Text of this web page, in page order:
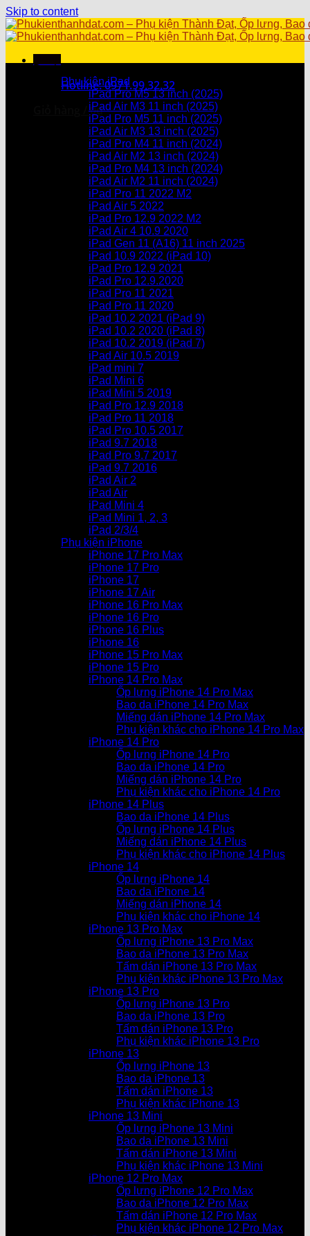
Skip to content
Hotline: 0971.99.32.32
Giỏ hàng /0₫
Chưa có sản phẩm trong giỏ hàng.
Chưa có sản phẩm trong giỏ hàng.
Danh mục sản phẩm
Phụ kiện iPad
iPad Pro M5 13 inch (2025)
iPad Air M3 11 inch (2025)
iPad Pro M5 11 inch (2025)
iPad Air M3 13 inch (2025)
iPad Pro M4 11 inch (2024)
iPad Air M2 13 inch (2024)
iPad Pro M4 13 inch (2024)
iPad Air M2 11 inch (2024)
iPad Pro 11 2022 M2
iPad Air 5 2022
iPad Pro 12.9 2022 M2
iPad Air 4 10.9 2020
iPad Gen 11 (A16) 11 inch 2025
iPad 10.9 2022 (iPad 10)
iPad Pro 12.9 2021
iPad Pro 12.9.2020
iPad Pro 11 2021
iPad Pro 11 2020
iPad 10.2 2021 (iPad 9)
iPad 10.2 2020 (iPad 8)
iPad 10.2 2019 (iPad 7)
iPad Air 10.5 2019
iPad mini 7
iPad Mini 6
iPad Mini 5 2019
iPad Pro 12.9 2018
iPad Pro 11 2018
iPad Pro 10.5 2017
iPad 9.7 2018
iPad Pro 9.7 2017
iPad 9.7 2016
iPad Air 2
iPad Air
iPad Mini 4
iPad Mini 1, 2, 3
iPad 2/3/4
Phụ kiện iPhone
iPhone 17 Pro Max
iPhone 17 Pro
iPhone 17
iPhone 17 Air
iPhone 16 Pro Max
iPhone 16 Pro
iPhone 16 Plus
iPhone 16
iPhone 15 Pro Max
iPhone 15 Pro
iPhone 14 Pro Max
Ốp lưng iPhone 14 Pro Max
Bao da iPhone 14 Pro Max
Miếng dán iPhone 14 Pro Max
Phụ kiện khác cho iPhone 14 Pro Max
iPhone 14 Pro
Ốp lưng iPhone 14 Pro
Bao da iPhone 14 Pro
Miếng dán iPhone 14 Pro
Phụ kiện khác cho iPhone 14 Pro
iPhone 14 Plus
Bao da iPhone 14 Plus
Ốp lưng iPhone 14 Plus
Miếng dán iPhone 14 Plus
Phụ kiện khác cho iPhone 14 Plus
iPhone 14
Ốp lưng iPhone 14
Bao da iPhone 14
Miếng dán iPhone 14
Phụ kiện khác cho iPhone 14
iPhone 13 Pro Max
Ốp lưng iPhone 13 Pro Max
Bao da iPhone 13 Pro Max
Tấm dán iPhone 13 Pro Max
Phụ kiện khác iPhone 13 Pro Max
iPhone 13 Pro
Ốp lưng iPhone 13 Pro
Bao da iPhone 13 Pro
Tấm dán iPhone 13 Pro
Phụ kiện khác iPhone 13 Pro
iPhone 13
Ốp lưng iPhone 13
Bao da iPhone 13
Tấm dán iPhone 13
Phụ kiện khác iPhone 13
iPhone 13 Mini
Ốp lưng iPhone 13 Mini
Bao da iPhone 13 Mini
Tấm dán iPhone 13 Mini
Phụ kiện khác iPhone 13 Mini
iPhone 12 Pro Max
Ốp lưng iPhone 12 Pro Max
Bao da iPhone 12 Pro Max
Tấm dán iPhone 12 Pro Max
Phụ kiện khác iPhone 12 Pro Max